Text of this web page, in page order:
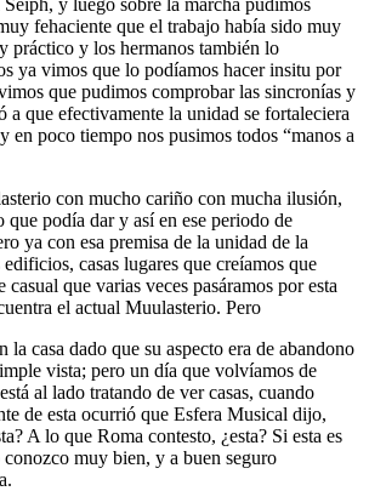
fehaciente que el trabajo había sido muy
práctico y los hermanos también lo
ya vimos que lo podíamos hacer insitu por
que pudimos comprobar las sincronías y
a que efectivamente la unidad se fortaleciera
en poco tiempo nos pusimos todos “manos a
con mucho cariño con mucha ilusión,
que podía dar y así en ese periodo de
ya con esa premisa de la unidad de la
casas lugares que creíamos que
que varias veces pasáramos por esta
el actual Muulasterio. Pero
la casa dado que su aspecto era de abandono
vista; pero un día que volvíamos de
al lado tratando de ver casas, cuando
de esta ocurrió que Esfera Musical dijo,
A lo que Roma contesto, ¿esta? Si esta es
muy bien, y a buen seguro